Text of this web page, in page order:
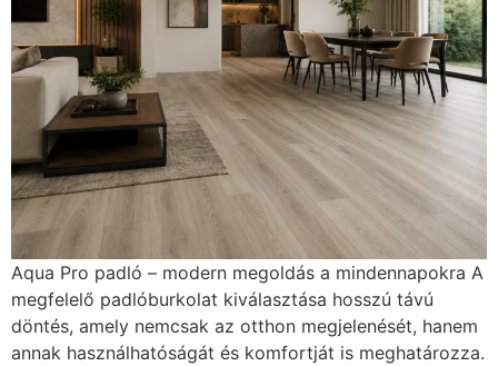
Aqua Pro padló – modern megoldás a mindennapokra A
megfelelő padlóburkolat kiválasztása hosszú távú
döntés, amely nemcsak az otthon megjelenését, hanem
annak használhatóságát és komfortját is meghatározza.